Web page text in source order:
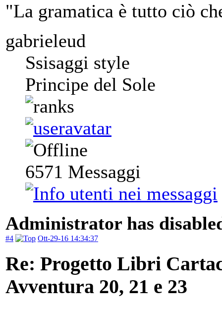
"La gramatica è tutto ciò
gabrieleud
Ssisaggi style
Principe del Sole
6571 Messaggi
Administrator has
#4 Ott-29-16 14:34:37
Re: Progetto Libri
Avventura 20, 21 e 23